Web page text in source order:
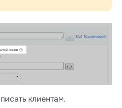
клиентам.